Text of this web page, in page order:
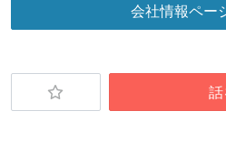
会社情報ペー